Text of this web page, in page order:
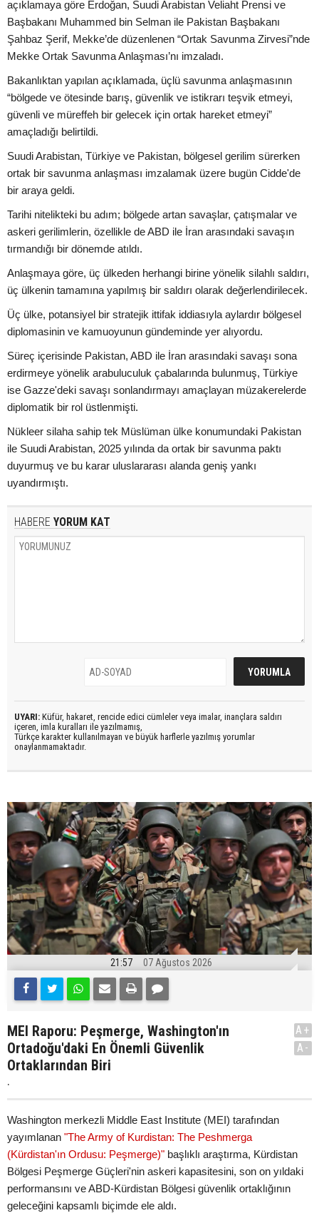
açıklamaya göre Erdoğan, Suudi Arabistan Veliaht Prensi ve
Başbakanı Muhammed bin Selman ile Pakistan Başbakanı
Şahbaz Şerif, Mekke’de düzenlenen “Ortak Savunma Zirvesi”nde
Mekke Ortak Savunma Anlaşması’nı imzaladı.
Bakanlıktan yapılan açıklamada, üçlü savunma anlaşmasının
“bölgede ve ötesinde barış, güvenlik ve istikrarı teşvik etmeyi,
güvenli ve müreffeh bir gelecek için ortak hareket etmeyi”
amaçladığı belirtildi.
Suudi Arabistan, Türkiye ve Pakistan, bölgesel gerilim sürerken
ortak bir savunma anlaşması imzalamak üzere bugün Cidde'de
bir araya geldi.
Tarihi nitelikteki bu adım; bölgede artan savaşlar, çatışmalar ve
askeri gerilimlerin, özellikle de ABD ile İran arasındaki savaşın
tırmandığı bir dönemde atıldı.
Anlaşmaya göre, üç ülkeden herhangi birine yönelik silahlı saldırı,
üç ülkenin tamamına yapılmış bir saldırı olarak değerlendirilecek.
Üç ülke, potansiyel bir stratejik ittifak iddiasıyla aylardır bölgesel
diplomasinin ve kamuoyunun gündeminde yer alıyordu.
Süreç içerisinde Pakistan, ABD ile İran arasındaki savaşı sona
erdirmeye yönelik arabuluculuk çabalarında bulunmuş, Türkiye
ise Gazze'deki savaşı sonlandırmayı amaçlayan müzakerelerde
diplomatik bir rol üstlenmişti.
Nükleer silaha sahip tek Müslüman ülke konumundaki Pakistan
ile Suudi Arabistan, 2025 yılında da ortak bir savunma paktı
duyurmuş ve bu karar uluslararası alanda geniş yankı
uyandırmıştı.
HABERE YORUM KAT
UYARI: Küfür, hakaret, rencide edici cümleler veya imalar, inançlara saldırı
içeren, imla kuralları ile yazılmamış,
Türkçe karakter kullanılmayan ve büyük harflerle yazılmış yorumlar
onaylanmamaktadır.
21:57 07 Ağustos 2026
MEI Raporu: Peşmerge, Washington'ın
Ortadoğu'daki En Önemli Güvenlik
Ortaklarından Biri
.
A+
A-
Washington merkezli Middle East Institute (MEI) tarafından
yayımlanan "The Army of Kurdistan: The Peshmerga
(Kürdistan'ın Ordusu: Peşmerge)" başlıklı araştırma, Kürdistan
Bölgesi Peşmerge Güçleri'nin askeri kapasitesini, son on yıldaki
performansını ve ABD-Kürdistan Bölgesi güvenlik ortaklığının
geleceğini kapsamlı biçimde ele aldı.